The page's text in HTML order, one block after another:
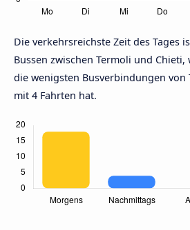
Die verkehrsreichste Zeit des Tages
Bussen zwischen Termoli und Chieti,
die wenigsten Busverbindungen von
mit 4 Fahrten hat.